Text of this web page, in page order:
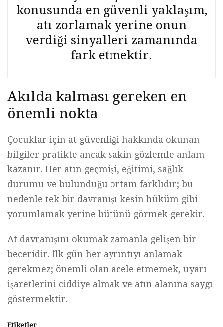
konusunda en güvenli yaklaşım,
atı zorlamak yerine onun
verdiği sinyalleri zamanında
fark etmektir.
Akılda kalması gereken en
önemli nokta
Çocuklar için at güvenliği hakkında okunan
bilgiler pratikte ancak sakin gözlemle anlam
kazanır. Her atın geçmişi, eğitimi, sağlık
durumu ve bulunduğu ortam farklıdır; bu
nedenle tek bir davranışı kesin hüküm gibi
yorumlamak yerine bütünü görmek gerekir.
At davranışını okumak zamanla gelişen bir
beceridir. İlk gün her ayrıntıyı anlamak
gerekmez; önemli olan acele etmemek, uyarı
işaretlerini ciddiye almak ve atın alanına saygı
göstermektir.
Etiketler